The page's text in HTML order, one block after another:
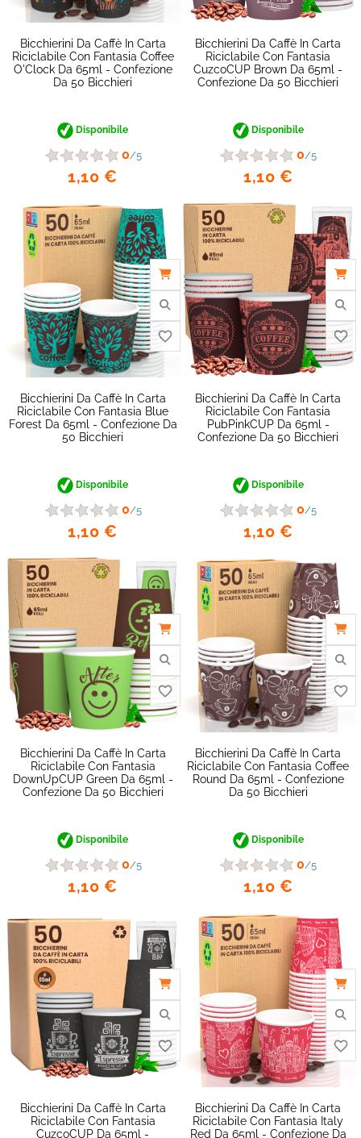
favorite_border
favorite_border
Bicchierini Da Caffè In Carta
Riciclabile Con Fantasia Coffee
O'Clock Da 65ml - Confezione
Da 50 Bicchieri
Disponibile
0/5
1,10 €
favorite_border
Bicchierini Da Caffè In Carta
Riciclabile Con Fantasia
CuzcoCUP Brown Da 65ml -
Confezione Da 50 Bicchieri
Disponibile
0/5
1,10 €
Bicchierini Da Caffè In Carta
Riciclabile Con Fantasia Blue
Forest Da 65ml - Confezione Da
50 Bicchieri
Disponibile
0/5
1,10 €
Bicchierini Da Caffè In Carta
Riciclabile Con Fantasia
PubPinkCUP Da 65ml -
Confezione Da 50 Bicchieri
Disponibile
0/5
1,10 €
Bicchierini Da Caffè In Carta
Riciclabile Con Fantasia
DownUpCUP Green Da 65ml -
Confezione Da 50 Bicchieri
Disponibile
0/5
1,10 €
Bicchierini Da Caffè In Carta
Riciclabile Con Fantasia Coffee
Round Da 65ml - Confezione
Da 50 Bicchieri
Disponibile
0/5
1,10 €
Bicchierini Da Caffè In Carta
Riciclabile Con Fantasia
CuzcoCUP Da 65ml -
Bicchierini Da Caffè In Carta
Riciclabile Con Fantasia Italy
Red Da 65ml - Confezione Da